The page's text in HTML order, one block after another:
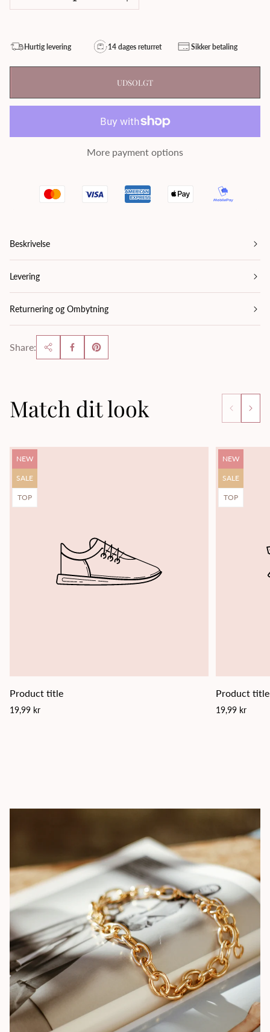
Hurtig levering 14 dages returret Sikker betaling
UDSOLGT
More payment options
Beskrivelse
Levering
Returnering og Ombytning
Share:
Match dit look
Product
label:
NEW
Product
label:
SALE
Product
label:
TOP
Product title
Regular
19,99 kr
Product
label:
NEW
Product
label:
SALE
Product
label:
TOP
Product title
Regular
19,99 kr